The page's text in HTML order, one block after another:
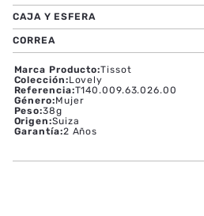
CAJA Y ESFERA
CORREA
Marca Producto:Tissot
Colección:Lovely
Referencia:T140.009.63.026.00
Género:Mujer
Peso:38g
Origen:Suiza
Garantía:2 Años